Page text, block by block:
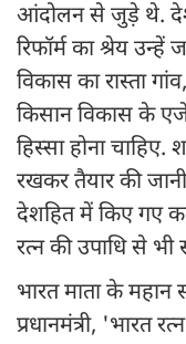
आंदोलन से जुड़े थे. देश
रिफॉर्म का श्रेय
विकास का रास्ता
किसान विकास के
हिस्सा होना
रखकर तैयार की जानी
देशहित में किए गए
रत्न की उपाधि से भी
भारत माता के महान
प्रधानमंत्री, 'भारत